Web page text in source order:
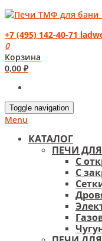
+7 (495) 142-40-71
0
Корзина
0,00 ₽
Toggle navigation
Menu
КАТАЛОГ
ПЕЧИ
С
С